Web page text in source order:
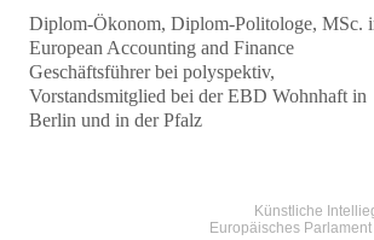
Diplom-Ökonom, Diplom-Politologe, MSc.
European Accounting and Finance
Geschäftsführer bei polyspektiv,
Vorstandsmitglied bei der EBD Wohnhaft in
Berlin und in der Pfalz
Europäisches Parlament
Künstliche